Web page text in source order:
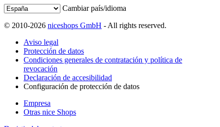
Cambiar país/idioma
© 2010-2026 niceshops GmbH - All rights reserved.
Aviso legal
Protección de datos
Condiciones generales de contratación y política de
revocación
Declaración de accesibilidad
Configuración de protección de datos
Empresa
Otras nice Shops